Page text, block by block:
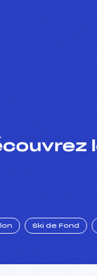
Ski de Fond